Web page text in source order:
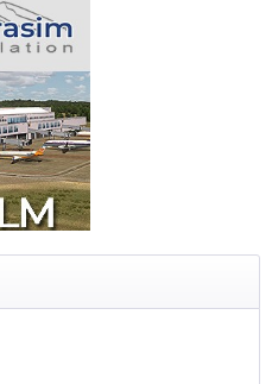
US Cities X - Chicago